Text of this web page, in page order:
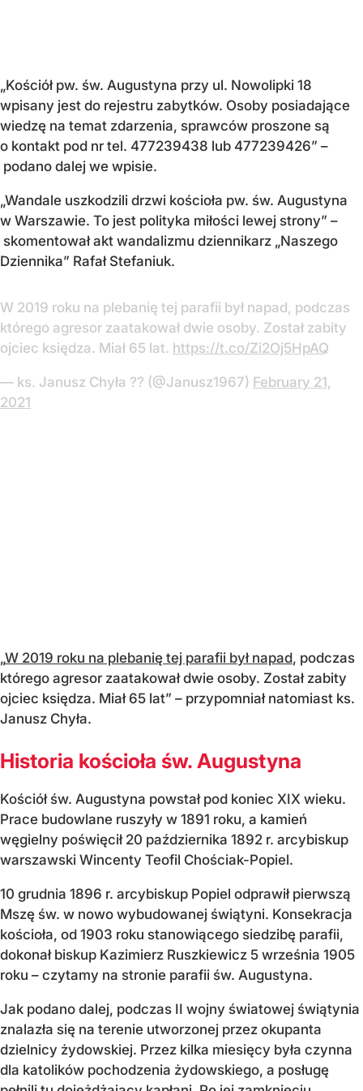
„Kościół pw. św. Augustyna przy ul. Nowolipki 18
wpisany jest do rejestru zabytków. Osoby posiadające
wiedzę na temat zdarzenia, sprawców proszone są
o kontakt pod nr tel. 477239438 lub 477239426” –
podano dalej we wpisie.
„Wandale uszkodzili drzwi kościoła pw. św. Augustyna
w Warszawie. To jest polityka miłości lewej strony” –
skomentował akt wandalizmu dziennikarz „Naszego
Dziennika” Rafał Stefaniuk.
W 2019 roku na plebanię tej parafii był napad, podczas
którego agresor zaatakował dwie osoby. Został zabity
ojciec księdza. Miał 65 lat. https://t.co/Zi2Oj5HpAQ
— ks. Janusz Chyła ?? (@Janusz1967) February 21,
2021
„W 2019 roku na plebanię tej parafii był napad, podczas
którego agresor zaatakował dwie osoby. Został zabity
ojciec księdza. Miał 65 lat” – przypomniał natomiast ks.
Janusz Chyła.
Historia kościoła św. Augustyna
Kościół św. Augustyna powstał pod koniec XIX wieku.
Prace budowlane ruszyły w 1891 roku, a kamień
węgielny poświęcił 20 października 1892 r. arcybiskup
warszawski Wincenty Teofil Chościak-Popiel.
10 grudnia 1896 r. arcybiskup Popiel odprawił pierwszą
Mszę św. w nowo wybudowanej świątyni. Konsekracja
kościoła, od 1903 roku stanowiącego siedzibę parafii,
dokonał biskup Kazimierz Ruszkiewicz 5 września 1905
roku – czytamy na stronie parafii św. Augustyna.
Jak podano dalej, podczas II wojny światowej świątynia
znalazła się na terenie utworzonej przez okupanta
dzielnicy żydowskiej. Przez kilka miesięcy była czynna
dla katolików pochodzenia żydowskiego, a posługę